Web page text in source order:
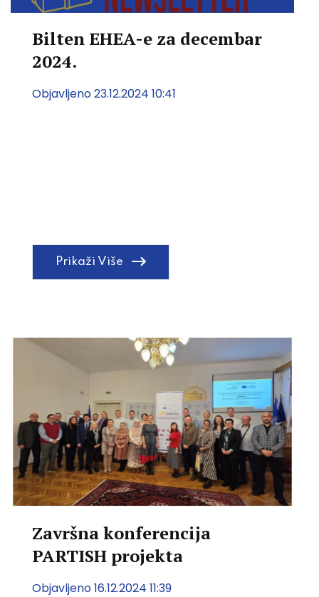
Bilten EHEA-e za decembar
2024.
Objavljeno 23.12.2024 10:41
Prikaži Više
Završna konferencija
PARTISH projekta
Objavljeno 16.12.2024 11:39